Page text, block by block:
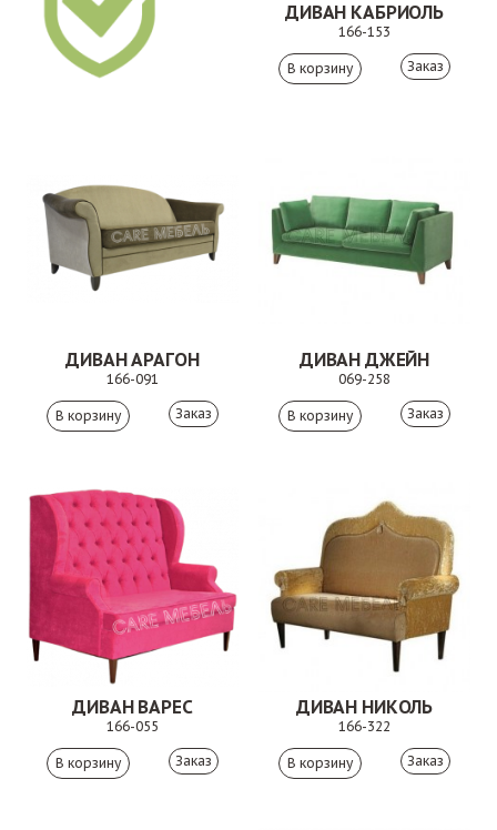
ДИВАН КАБРИОЛЬ
166-153
Заказ
ДИВАН АРАГОН
166-091
Заказ
ДИВАН ДЖЕЙН
069-258
Заказ
ДИВАН ВАРЕС
166-055
Заказ
ДИВАН НИКОЛЬ
166-322
Заказ